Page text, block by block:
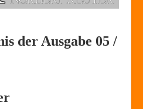
der Ausgabe 05 /